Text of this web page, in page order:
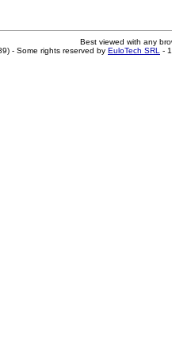
Best viewed with any
- Some rights reserved by EuloTech SRL -